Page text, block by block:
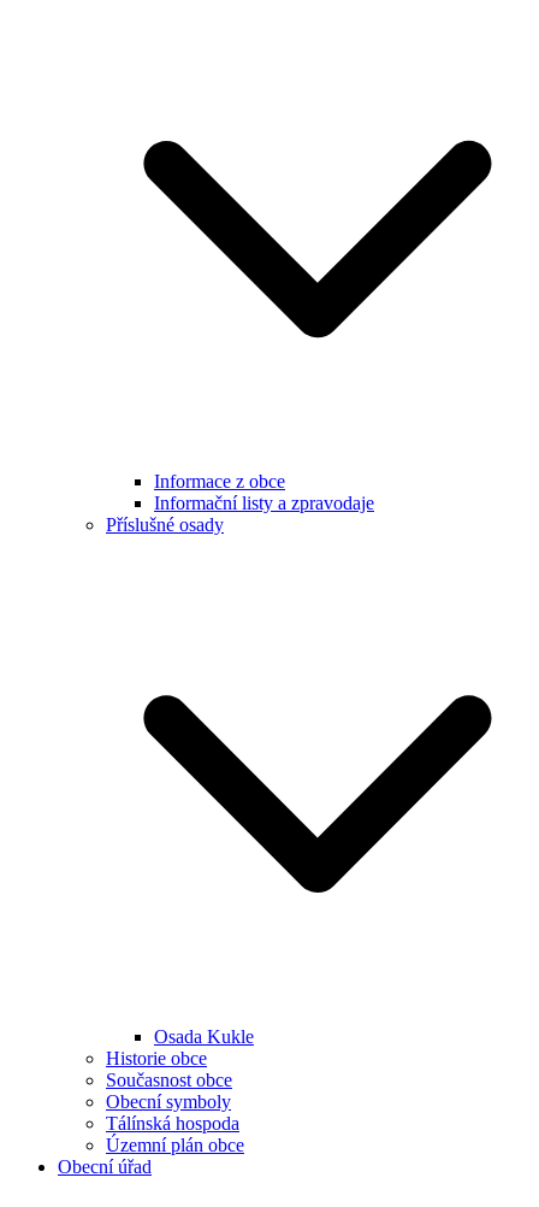
Informace z obce
Informační listy a zpravodaje
Příslušné osady
Osada Kukle
Historie obce
Současnost obce
Obecní symboly
Tálínská hospoda
Územní plán obce
Obecní úřad